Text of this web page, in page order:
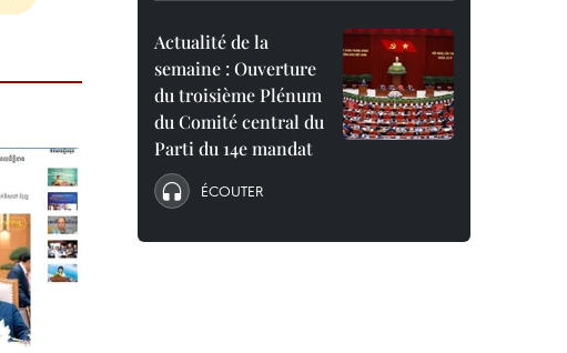
Actualité de la
semaine : Ouverture
du troisième Plénum
du Comité central du
Parti du 14e mandat
ÉCOUTER